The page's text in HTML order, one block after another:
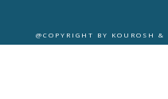
@COPYRIGHT BY KOUROSH &